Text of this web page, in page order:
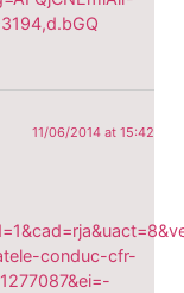
11/06/2014 at 15:42
conduc-cfr-